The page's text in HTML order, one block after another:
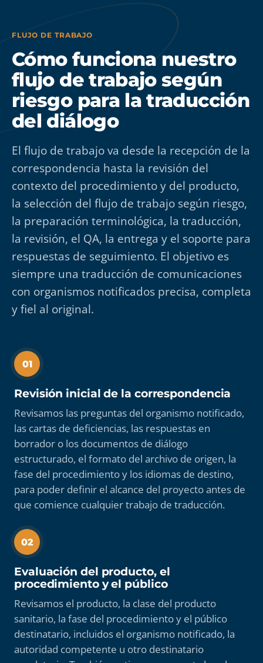
FLUJO DE TRABAJO
Cómo funciona nuestro
flujo de trabajo según
riesgo para la traducción
del diálogo
El flujo de trabajo va desde la recepción de la
correspondencia hasta la revisión del
contexto del procedimiento y del producto,
la selección del flujo de trabajo según riesgo,
la preparación terminológica, la traducción,
la revisión, el QA, la entrega y el soporte para
respuestas de seguimiento. El objetivo es
siempre una traducción de comunicaciones
con organismos notificados precisa, completa
y fiel al original.
01
Revisión inicial de la correspondencia
Revisamos las preguntas del organismo notificado,
las cartas de deficiencias, las respuestas en
borrador o los documentos de diálogo
estructurado, el formato del archivo de origen, la
fase del procedimiento y los idiomas de destino,
para poder definir el alcance del proyecto antes de
que comience cualquier trabajo de traducción.
02
Evaluación del producto, el
procedimiento y el público
Revisamos el producto, la clase del producto
sanitario, la fase del procedimiento y el público
destinatario, incluidos el organismo notificado, la
autoridad competente u otro destinatario